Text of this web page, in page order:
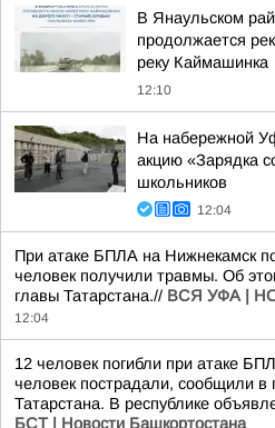
В Янаульском
продолжается
реку Каймашинка
12:10
На набережной
акцию «Зарядка
школьников
12:04
При атаке БПЛА на Нижнекамск
человек получили травмы. Об
главы Татарстана.// ВСЯ УФА |
12:04
12 человек погибли при атаке
человек пострадали, сообщили в
Татарстана. В республике
БСТ | Новости Башкортостана